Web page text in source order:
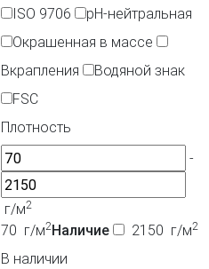
ISO 9706
pH-нейтральная
Окрашенная в массе
Вкрапления
Водяной знак
FSC
Плотность
-
г/м2
2150 г/м2
70 г/м2Наличие
В наличии